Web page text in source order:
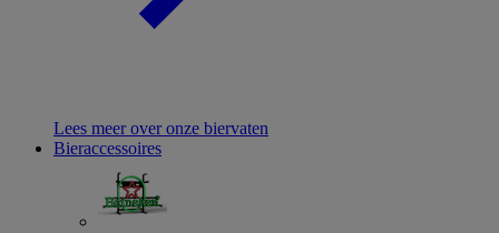
Lees meer over onze biervaten
Bieraccessoires